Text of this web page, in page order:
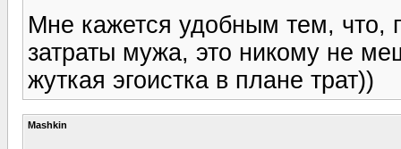
Мне кажется удобным тем, что,
затраты мужа, это никому не
жуткая эгоистка в плане трат))
Mashkin